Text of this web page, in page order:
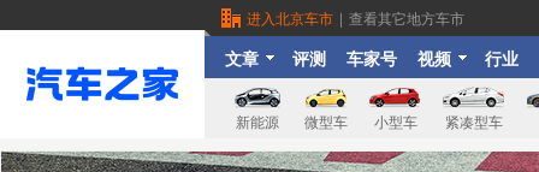
进入北京车市 | 查看其它地方车市
文章 评测 车家号 视频 行业
新能源 微型车 小型车 紧凑型车